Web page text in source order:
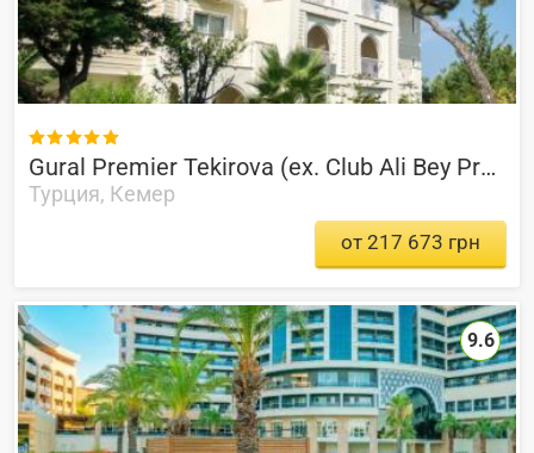

Gural Premier Tekirova (ex. Club Ali Bey Premier Tekirova)
Турция, Кемер
от 217 673 грн
9.6